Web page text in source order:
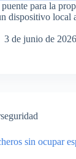
para la
dispositivo local
3 de junio de 2026
sin ocupar